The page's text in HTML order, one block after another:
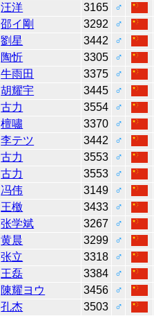
汪洋 3165
♂
邵イ剛 3292
♂
劉星 3442
♂
陶忻 3305
♂
牛雨田 3375
♂
胡耀宇 3445
♂
古力 3554
♂
檀嘯 3370
♂
李テツ 3442
♂
古力 3553
♂
古力 3553
♂
冯伟 3149
♂
王檄 3433
♂
张学斌 3267
♂
黄晨 3299
♂
张立 3318
♂
王磊 3384
♂
陳耀ヨウ 3456
♂
孔杰 3503
♂